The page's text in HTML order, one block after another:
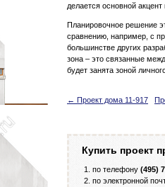
делается основной акцент
Планировочное решение
сравнению, например, с
большинстве других
зона – это связанные
будет занята зоной
← Проект дома 11-917
Купить проект
по телефону (495)
по электронной